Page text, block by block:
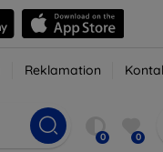
Reklamation
0 0